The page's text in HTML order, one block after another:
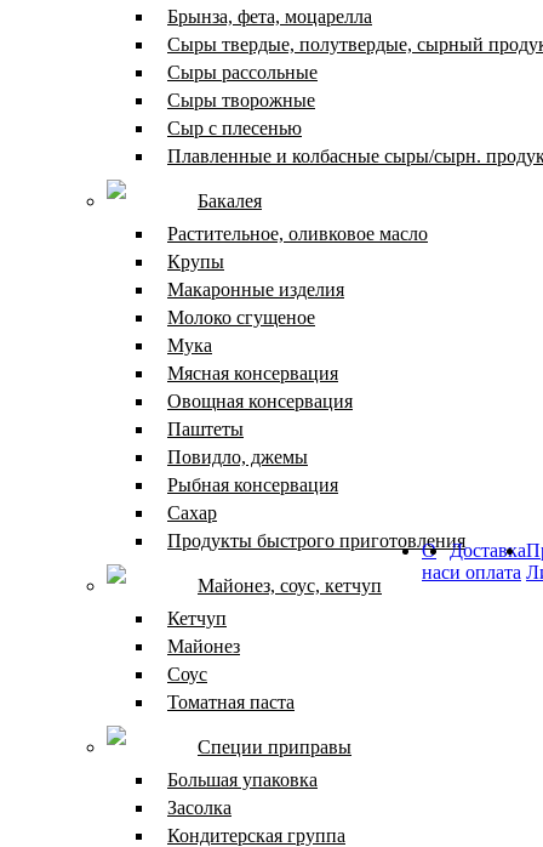
Брынза, фета, моцарелла
Сыры твердые, полутвердые, сырный
Сыры рассольные
Сыры творожные
Сыр с плесенью
Плавленные и колбасные сыры/сырн.
Бакалея
Растительное, оливковое масло
Крупы
Макаронные изделия
Молоко сгущеное
Мука
Мясная консервация
Овощная консервация
Паштеты
Повидло, джемы
Рыбная консервация
Сахар
Продукты быстрого приготовления
Майонез, соус, кетчуп
Кетчуп
Майонез
Соус
Томатная паста
Специи приправы
Большая упаковка
Засолка
Кондитерская группа
О
нас
Доставка
и оплата